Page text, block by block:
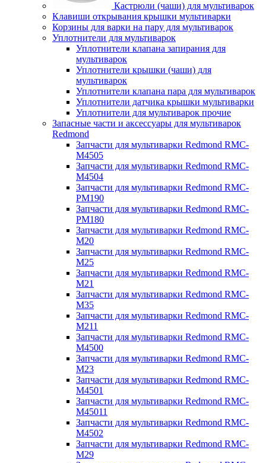
Кастрюли (чаши) для мультиварок
Клавиши открывания крышки мультиварки
Корзины для варки на пару для мультиварок
Уплотнители для мультиварок
Уплотнители клапана запирания для
мультиварок
Уплотнители крышки (чаши) для
мультиварок
Уплотнители клапана пара для мультиварок
Уплотнители датчика крышки мультиварки
Уплотнители для мультиварок прочие
Запасные части и аксессуары для мультиварок
Redmond
Запчасти для мультиварки Redmond RMC-
M4505
Запчасти для мультиварки Redmond RMC-
M4504
Запчасти для мультиварки Redmond RMC-
PM190
Запчасти для мультиварки Redmond RMC-
PM180
Запчасти для мультиварки Redmond RMC-
M20
Запчасти для мультиварки Redmond RMC-
M25
Запчасти для мультиварки Redmond RMC-
M21
Запчасти для мультиварки Redmond RMC-
M35
Запчасти для мультиварки Redmond RMC-
M211
Запчасти для мультиварки Redmond RMC-
M4500
Запчасти для мультиварки Redmond RMC-
M23
Запчасти для мультиварки Redmond RMC-
M4501
Запчасти для мультиварки Redmond RMC-
M45011
Запчасти для мультиварки Redmond RMC-
M4502
Запчасти для мультиварки Redmond RMC-
M29